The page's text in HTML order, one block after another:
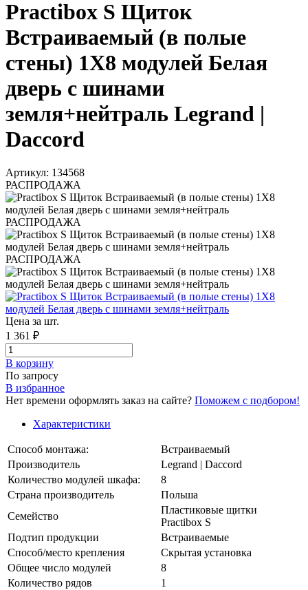
Practibox S Щиток
Встраиваемый (в полые
стены) 1X8 модулей Белая
дверь с шинами
земля+нейтраль Legrand |
Daccord
Артикул: 134568
РАСПРОДАЖА
РАСПРОДАЖА
РАСПРОДАЖА
Цена за шт.
1 361 ₽
В корзинy
По запросу
В избранное
Нет времени оформлять заказ на сайте? Поможем с подбором!
Характеристики
Способ монтажа:
Встраиваемый
Производитель
Legrand | Daccord
Количество модулей шкафа:
8
Страна производитель
Польша
Семейство
Пластиковые щитки
Practibox S
Подтип продукции
Встраиваемые
Способ/место крепления
Скрытая установка
Общее число модулей
8
Количество рядов
1